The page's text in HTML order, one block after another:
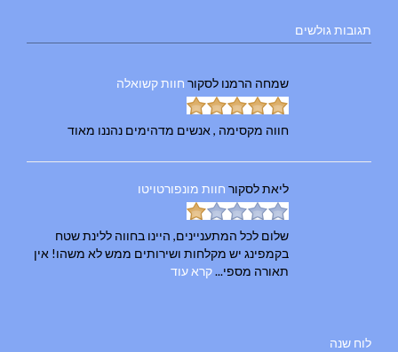
תגובות גולשים
שמחה הרמנו לסקור חוות קשואלה
חווה מקסימה , אנשים מדהימים נהננו מאוד
ליאתלסקור חוות מונפורטויטו
שלום לכל המתעניינים, היינו בחווה ללינת שטח
בקמפינג יש מקלחות ושירותים ממש לא משהו! אין
תאורה מספי...קרא עוד
לוח שנה